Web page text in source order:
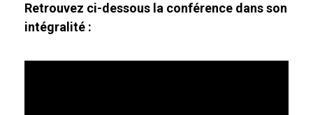
Retrouvez ci-dessous la conférence dans son
intégralité :